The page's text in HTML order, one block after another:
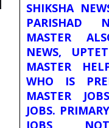
SHIKSHA
PARISHAD
MASTER
NEWS,
MASTER
WHO IS
MASTER
JOBS.
JOBS